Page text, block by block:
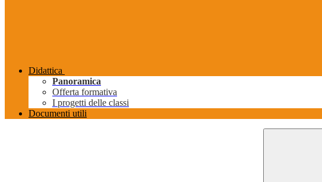
Didattica
Panoramica
Offerta formativa
I progetti delle classi
Documenti utili